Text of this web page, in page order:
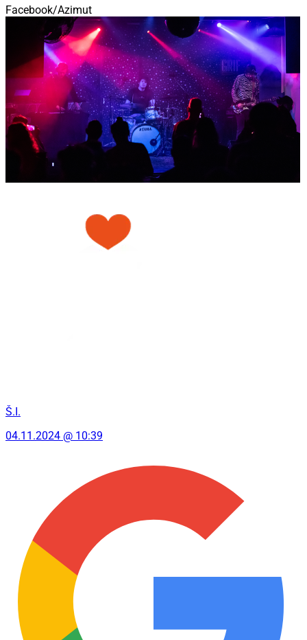
Facebook/Azimut
Š.I.
04.11.2024 @ 10:39